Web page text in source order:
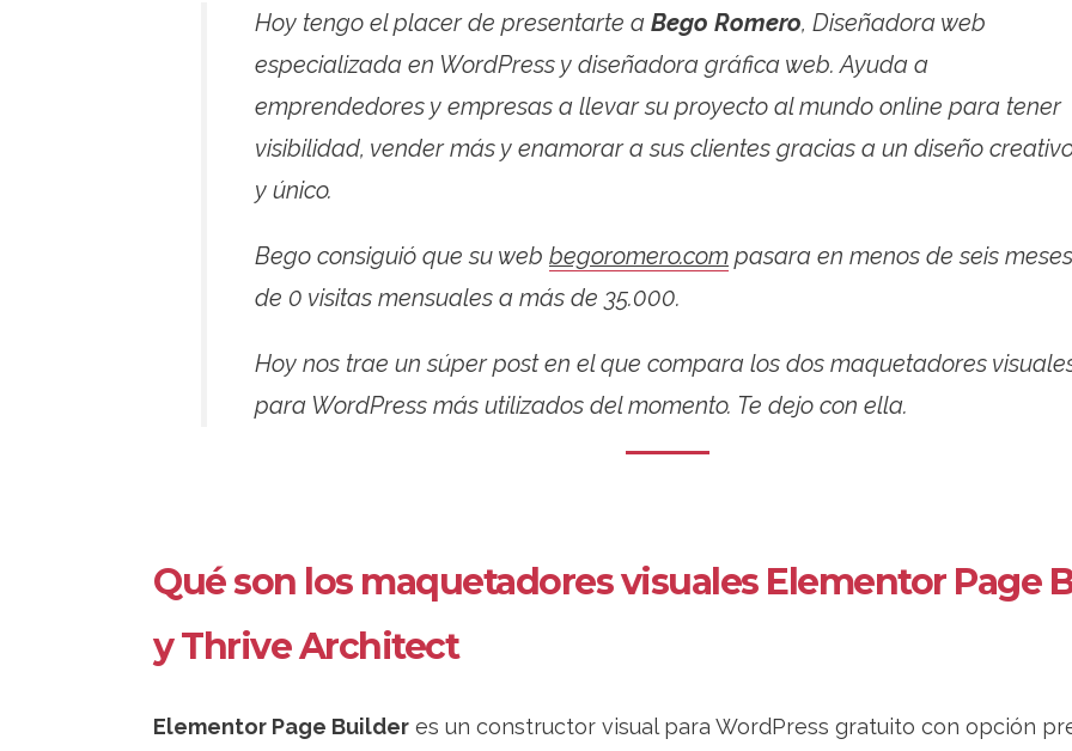
Hoy tengo el placer de presentarte a Bego Romero, Diseñadora web
especializada en WordPress y diseñadora gráfica web. Ayuda a
emprendedores y empresas a llevar su proyecto al mundo online para tener
visibilidad, vender más y enamorar a sus clientes gracias a un diseño
y único.
Bego consiguió que su web begoromero.com pasara en menos de seis meses
de 0 visitas mensuales a más de 35.000.
Hoy nos trae un súper post en el que compara los dos maquetadores
para WordPress más utilizados del momento. Te dejo con ella.
Qué son los maquetadores visuales Elementor Page
y Thrive Architect
Elementor Page Builder es un constructor visual para WordPress gratuito con opción